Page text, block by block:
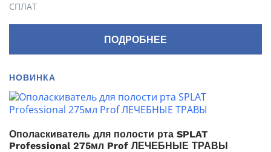
СПЛАТ
ПОДРОБНЕЕ
НОВИНКА
Ополаскиватель для полости рта SPLAT
Professional 275мл Prof ЛЕЧЕБНЫЕ ТРАВЫ